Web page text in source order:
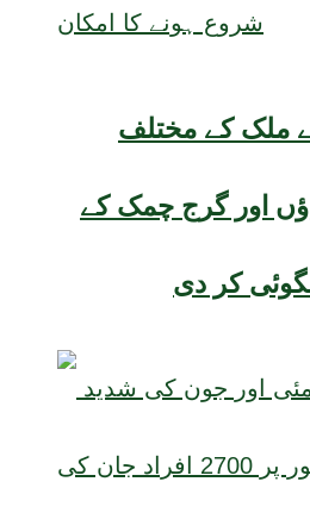
ملک کے مختلف
اور گرج چمک کے
کر دی